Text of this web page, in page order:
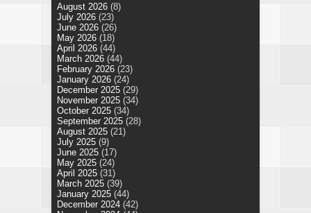
August 2026 (8)
July 2026 (23)
June 2026 (26)
May 2026 (18)
April 2026 (44)
March 2026 (44)
February 2026 (23)
January 2026 (24)
December 2025 (29)
November 2025 (34)
October 2025 (34)
September 2025 (28)
August 2025 (21)
July 2025 (9)
June 2025 (17)
May 2025 (24)
April 2025 (31)
March 2025 (39)
January 2025 (44)
December 2024 (42)